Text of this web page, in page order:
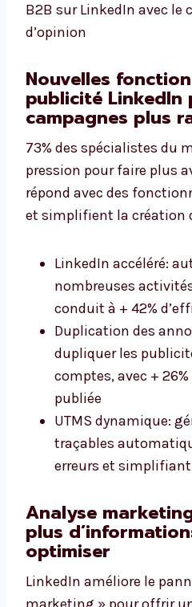
B2B sur LinkedIn avec le
d’opinion
Nouvelles
publicité LinkedIn
campagnes plus
73% des spécialistes du
pression pour faire plus
répond avec des
et simplifient la création
LinkedIn accéléré:
nombreuses
conduit à + 42%
Duplication des
dupliquer les
comptes, avec +
publiée
UTMS dynamique:
traçables
erreurs et
Analyse
plus
optimiser
LinkedIn améliore le